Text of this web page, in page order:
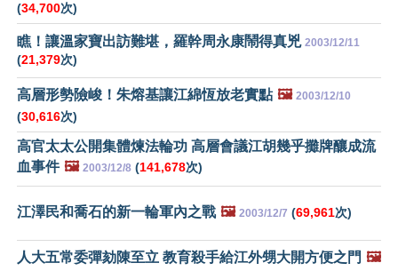
(34,700次)
瞧！讓溫家寶出訪難堪，羅幹周永康鬧得真兇 2003/12/11
(21,379次)
高層形勢險峻！朱熔基讓江綿恆放老實點 🖼️ 2003/12/10
(30,616次)
高官太太公開集體煉法輪功 高層會議江胡幾乎攤牌釀成流
血事件 🖼️ 2003/12/8 (141,678次)
江澤民和喬石的新一輪軍內之戰 🖼️ 2003/12/7 (69,961次)
人大五常委彈劾陳至立 教育殺手給江外甥大開方便之門 🖼️